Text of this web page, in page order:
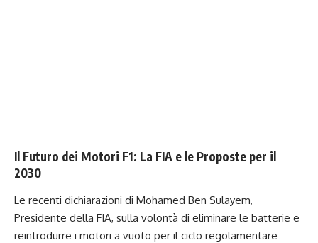
Il Futuro dei Motori F1: La FIA e le Proposte per il
2030
Le recenti dichiarazioni di Mohamed Ben Sulayem,
Presidente della FIA, sulla volontà di eliminare le batterie e
reintrodurre i motori a vuoto per il ciclo regolamentare